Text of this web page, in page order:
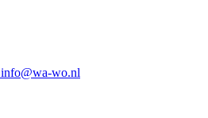
info@wa-wo.nl